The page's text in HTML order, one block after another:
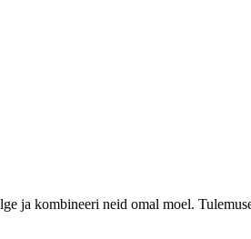
ja kombineeri neid omal moel.